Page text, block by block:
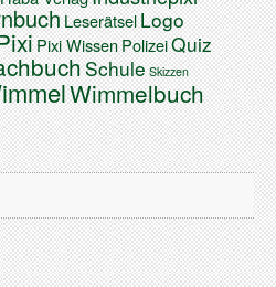
LeserätselLogo
Pixi WissenPolizeiQuiz
Schule Skizzen
Wimmelbuch